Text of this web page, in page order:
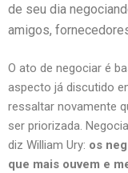
de seu dia
amigos,
O ato de negociar é
aspecto já discutido
ressaltar novamente
ser priorizada.
diz William Ury: os
que mais ouvem e